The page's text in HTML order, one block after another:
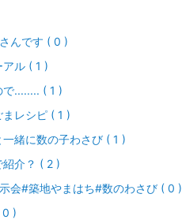
んです ( 0 )
アル ( 1 )
で........ ( 1 )
まレシピ ( 1 )
一緒に数の子わさび ( 1 )
紹介？ ( 2 )
会#築地やまはち#数のわさび ( 0 )
0 )